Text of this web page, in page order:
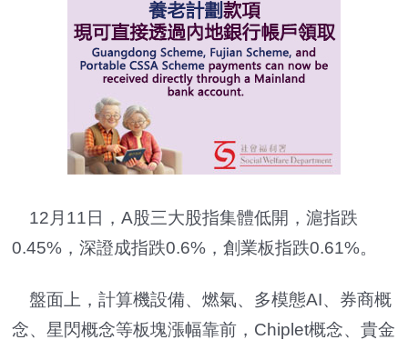
12月11日，A股三大股指集體低開，滬指跌
0.45%，深證成指跌0.6%，創業板指跌0.61%。
盤面上，計算機設備、燃氣、多模態AI、券商概
念、星閃概念等板塊漲幅靠前，Chiplet概念、貴金